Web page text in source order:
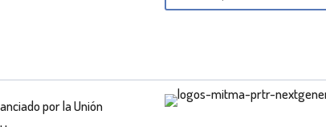
por la Unión